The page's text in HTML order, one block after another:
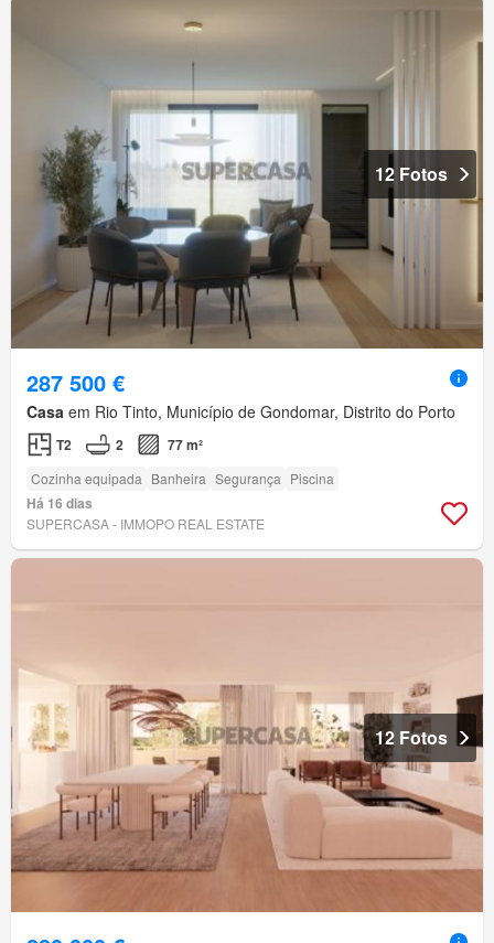
12 Fotos
287 500 €
Casa em Rio Tinto, Município de Gondomar, Distrito do Porto
T2 2 77 m²
Cozinha equipada Banheira Segurança Piscina
Há 16 dias
SUPERCASA - IMMOPO REAL ESTATE
12 Fotos